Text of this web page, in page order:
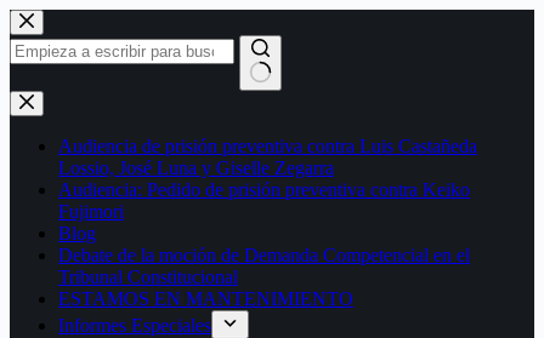
Saltar
al
contenido
Sin
resultados
Audiencia de prisión preventiva contra Luis Castañeda
Lossio, José Luna y Giselle Zegarra
Audiencia: Pedido de prisión preventiva contra Keiko
Fujimori
Blog
Debate de la moción de Demanda Competencial en el
Tribunal Constitucional
ESTAMOS EN MANTENIMIENTO
Informes Especiales